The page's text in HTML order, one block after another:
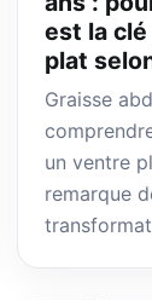
est la
plat
Graisse
un ventre
remarque